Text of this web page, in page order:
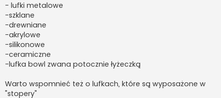
- lufki metalowe
-szklane
-drewniane
-akrylowe
-silikonowe
-ceramiczne
-lufka bowl zwana potocznie łyżeczką
Warto wspomnieć też o lufkach, które są wyposażone w
"stopery"